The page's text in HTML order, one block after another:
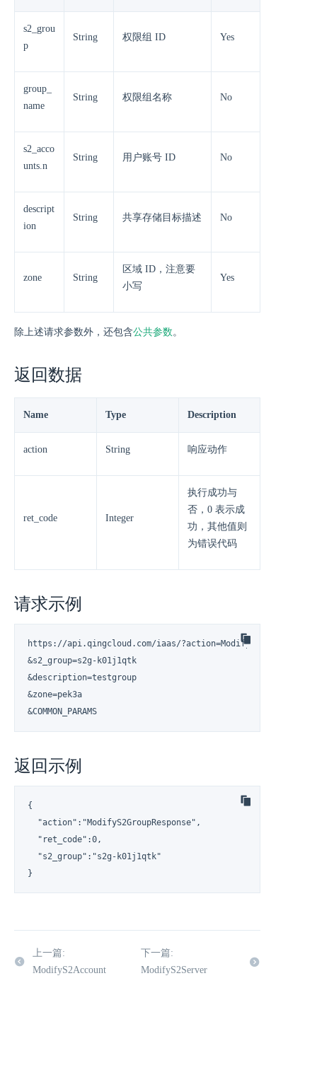
s2_grou
p
String 权限组 ID Yes
group_
name
String 权限组名称 No
s2_acco
unts.n
String 用户账号 ID No
descript
ion
String 共享存储目标描述 No
zone String
区域 ID，注意要
小写
Yes
除上述请求参数外，还包含公共参数。
返回数据
Name Type Description
action String 响应动作
ret_code Integer
执行成功与
否，0 表示成
功，其他值则
为错误代码
请求示例
https://api.qingcloud.com/iaas/?action=ModifyS2Group
&s2_group=s2g-k01j1qtk
&description=testgroup
&zone=pek3a
&COMMON_PARAMS
返回示例
{
  "action":"ModifyS2GroupResponse",
  "ret_code":0,
  "s2_group":"s2g-k01j1qtk"
}
上一篇:
ModifyS2Account
下一篇:
ModifyS2Server